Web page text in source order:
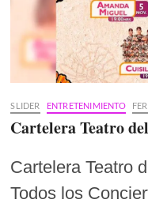
SLIDER ENTRETENIMIENTO
Cartelera Teatro
Cartelera Teatro
Todos los